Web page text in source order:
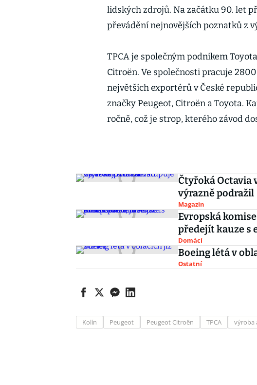
lidských zdrojů. Na začátku 90. let
převádění nejnovějších poznatků z
TPCA je společným podnikem
Citroën. Ve společnosti pracuje
největších exportérů v České
značky Peugeot, Citroën a Toyota.
ročně, což je strop, kterého závod
Čtyřoká Octavia
výrazně podražil
Magazín
Evropská
předejít kauze s
Domácí
Boeing létá v
Ostatní
Kolín Peugeot Peugeot Citroën TPCA výroba